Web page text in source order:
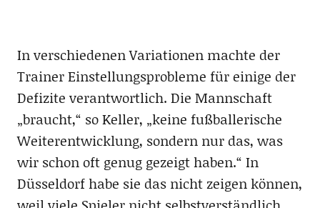
In verschiedenen Variationen machte der
Trainer Einstellungsprobleme für einige der
Defizite verantwortlich. Die Mannschaft
„braucht,“ so Keller, „keine fußballerische
Weiterentwicklung, sondern nur das, was
wir schon oft genug gezeigt haben.“ In
Düsseldorf habe sie das nicht zeigen können,